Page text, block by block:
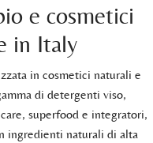
e cosmetici
in Italy
in cosmetici naturali e
di detergenti viso,
superfood e integratori,
ingredienti naturali di alta